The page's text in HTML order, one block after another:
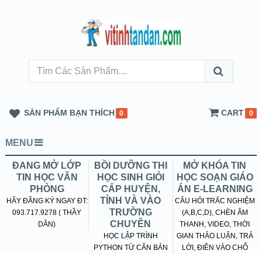
SẢN PHẨM BẠN THÍCH 0 CART 0
MENU
ĐANG MỞ LỚP
TIN HỌC VĂN
PHÒNG
HÃY ĐĂNG KÝ NGAY ĐT:
093.717.9278 ( THẦY
DÂN)
BỒI DƯỠNG THI
HỌC SINH GIỎI
CẤP HUYỆN,
TỈNH VÀ VÀO
TRƯỜNG
CHUYÊN
HỌC LẬP TRÌNH
PYTHON TỪ CĂN BẢN
MỞ KHÓA TIN
HỌC SOẠN GIÁO
ÁN E-LEARNING
CÂU HỎI TRẮC NGHIỆM
(A,B,C,D), CHÈN ÂM
THANH, VIDEO, THỜI
GIAN THẢO LUẬN, TRẢ
LỜI, ĐIỀN VÀO CHỖ